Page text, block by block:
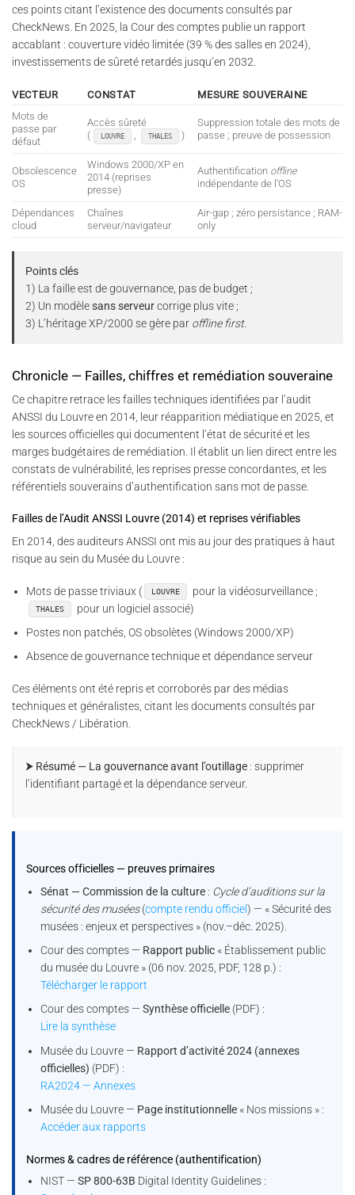
ces points citant l’existence des documents consultés par
CheckNews. En 2025, la Cour des comptes publie un rapport
accablant : couverture vidéo limitée (39 % des salles en 2024),
investissements de sûreté retardés jusqu’en 2032.
VECTEUR CONSTAT
MESURE SOUVERAINE
Mots de
passe par
défaut
Accès sûreté
(
LOUVRE , THALES )
Suppression totale des mots de
passe ; preuve de possession
Obsolescence
OS
Windows 2000/XP en
2014 (reprises
presse)
Authentification offline
indépendante de l’OS
Dépendances
cloud
Chaînes
serveur/navigateur
Air-gap ; zéro persistance ; RAM-
only
Points clés
1) La faille est de gouvernance, pas de budget ;
2) Un modèlesans serveurcorrige plus vite ;
3) L’héritage XP/2000 se gère par offline first.
Chronicle — Failles, chiffres et remédiation souveraine
Ce chapitre retrace les failles techniques identifiées par l’audit
ANSSI du Louvre en 2014, leur réapparition médiatique en 2025, et
les sources officielles qui documentent l’état de sécurité et les
marges budgétaires de remédiation. Il établit un lien direct entre les
constats de vulnérabilité, les reprises presse concordantes, et les
référentiels souverains d’authentification sans mot de passe.
Failles de l’Audit ANSSI Louvre (2014) et reprises vérifiables
En 2014, des auditeurs ANSSI ont mis au jour des pratiques à haut
risque au sein du Musée du Louvre :
Mots de passe triviaux ( LOUVRE pour la vidéosurveillance ;
THALES
pour un logiciel associé)
Postes non patchés, OS obsolètes (Windows 2000/XP)
Absence de gouvernance technique et dépendance serveur
Ces éléments ont été repris et corroborés par des médias
techniques et généralistes, citant les documents consultés par
CheckNews / Libération.
⮞ Résumé — La gouvernance avant l’outillage : supprimer
l’identifiant partagé et la dépendance serveur.
Sources officielles — preuves primaires
Sénat — Commission de la culture : Cycle d’auditions sur la
sécurité des musées(compte rendu officiel) — « Sécurité des
musées : enjeux et perspectives » (nov.–déc. 2025).
Cour des comptes — Rapport public « Établissement public
du musée du Louvre » (06 nov. 2025, PDF, 128 p.) :
Télécharger le rapport
Cour des comptes —Synthèse officielle (PDF) :
Lire la synthèse
Musée du Louvre — Rapport d’activité 2024 (annexes
officielles) (PDF) :
RA2024 — Annexes
Musée du Louvre — Page institutionnelle « Nos missions » :
Accéder aux rapports
Normes & cadres de référence (authentification)
NIST —SP 800-63B Digital Identity Guidelines :